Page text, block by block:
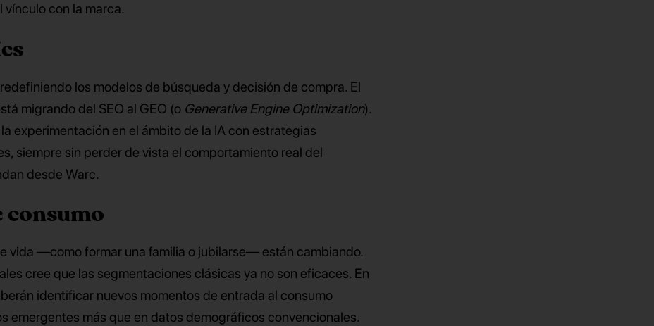
con la marca.
los modelos de búsqueda y decisión de compra. El
migrando del SEO al GEO (o Generative Engine Optimization).
experimentación en el ámbito de la IA con estrategias
siempre sin perder de vista el comportamiento real del
desde Warc.
consumo
vida —como formar una familia o jubilarse— están cambiando.
cree que las segmentaciones clásicas ya no son eficaces. En
identificar nuevos momentos de entrada al consumo
emergentes más que en datos demográficos convencionales.